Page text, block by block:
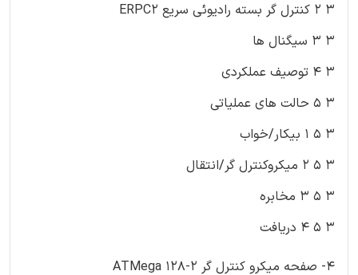
۳ ۲ کنترل گر بسته رادیوئی سریع ERPC2
۳ ۳ سیگنال ها
۳ ۴ توصیف عملکردی
۳ ۵ حالت های عملیاتی
۳ ۵ ۱ بیکار/خواب
۳ ۵ ۲ میکروکنترل گر/انتقال
۳ ۵ ۳ مخابره
۳ ۵ ۴ دریافت
۴- صفحه میکرو کنترل گر ATMega 128-2